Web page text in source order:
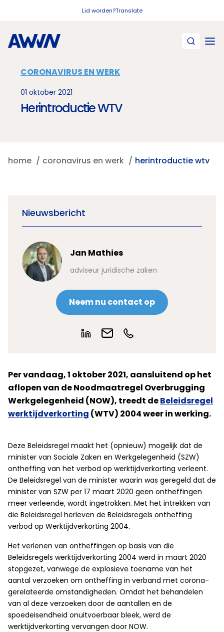
Lid worden?Translate
CORONAVIRUS EN WERK
01 oktober 2021
Herintroductie WTV
home coronavirus en werk herintroductie wtv
Nieuwsbericht
Jan Mathies
adviseur juridische zaken
Neem nu contact op
Per vandaag, 1 oktober 2021, aansluitend op het
aflopen van de Noodmaatregel Overbrugging
Werkgelegenheid (NOW), treedt deBeleidsregel
werktijdverkorting (WTV) 2004 weer in werking.
Deze Beleidsregel maakt het (opnieuw) mogelijk dat de
minister van Sociale Zaken en Werkgelegenheid (SZW)
ontheffing van het verbod op werktijdverkorting verleent.
De Beleidsregel van de minister waarin was geregeld dat de
minister van SZW per 17 maart 2020 geen ontheffingen
meer verleende, wordt ingetrokken. Met het intrekken van
die Beleidsregel herleven de Beleidsregels ontheffing
verbod op Werktijdverkorting 2004.
Het verlenen van ontheffingen op basis van die
Beleidsregels werktijdverkorting 2004 werd in maart 2020
stopgezet, vanwege de explosieve toename van het
aantal verzoeken om ontheffing in verband met corona-
gerelateerde omstandigheden. Omdat het behandelen
van al deze verzoeken door de aantallen en de
spoedeisendheid onuitvoerbaar bleek, werd de
werktijdverkorting vervangen door NOW.